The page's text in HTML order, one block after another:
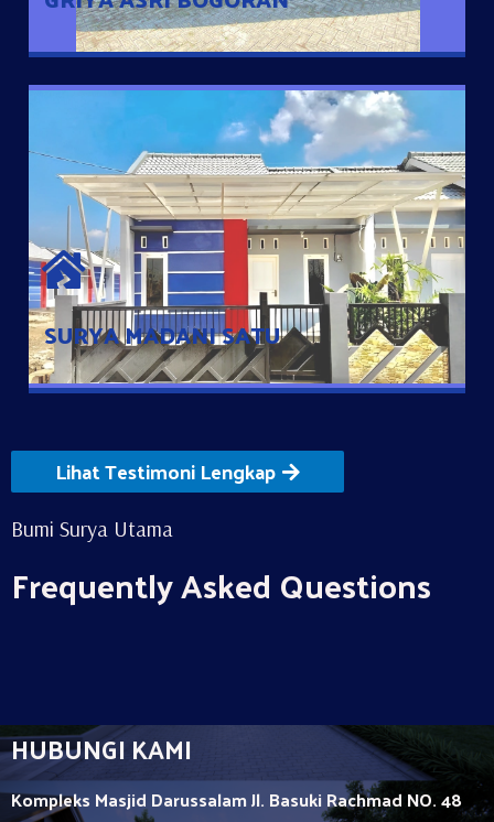
SURYA MADANI SATU
SURYA MADANI SATU
Satu-satunya Hunian nyaman dengan harga subsidi hanya 100
jutaan dengan lokasi strategis di Tuban
Lihat Testimoni Lengkap
Bumi Surya Utama
Frequently Asked Questions
HUBUNGI KAMI
Kompleks Masjid Darussalam Jl. Basuki Rachmad NO. 48